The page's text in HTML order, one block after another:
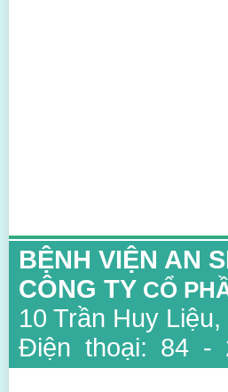
BỆNH VIỆN AN
CÔNG TY CỔ
10 Trần Huy
Điện thoại: 84 -
3847.6734